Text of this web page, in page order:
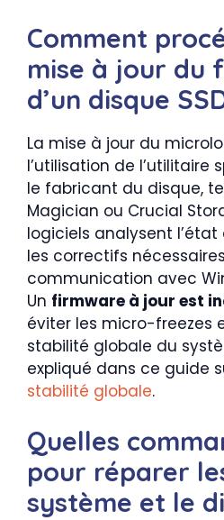
Comment
mise à jour du
d’un disque
La mise à jour du
l’utilisation de l’utilitaire
le fabricant du disque,
Magician ou Crucial
logiciels analysent l’état
les correctifs
communication avec
Un firmware à jour est
éviter les micro-freezes
stabilité globale du
expliqué dans ce guide
stabilité globale.
Quelles
pour réparer
système et le